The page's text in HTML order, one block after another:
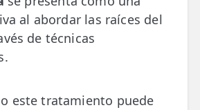
al abordar las raíces del
de técnicas
este tratamiento puede